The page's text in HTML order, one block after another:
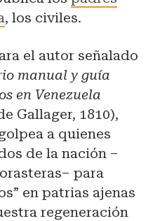
, los civiles.
el autor señalado
manual y guía
en Venezuela
Gallager, 1810),
a quienes
de la nación –
para
en patrias ajenas
regeneración